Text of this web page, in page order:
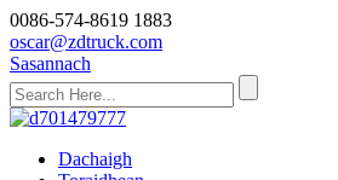
0086-574-8619 1883
oscar@zdtruck.com
Sasannach
Dachaigh